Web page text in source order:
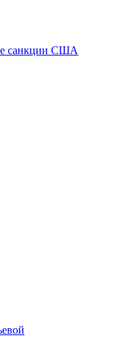
санкции США